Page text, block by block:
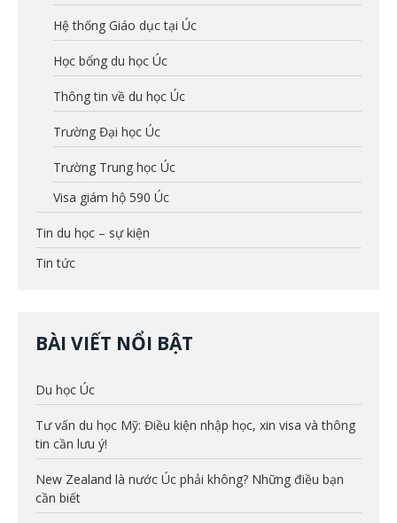
Hệ thống Giáo dục tại Úc
Học bổng du học Úc
Thông tin về du học Úc
Trường Đại học Úc
Trường Trung học Úc
Visa giám hộ 590 Úc
Tin du học – sự kiện
Tin tức
BÀI VIẾT NỔI BẬT
Du học Úc
Tư vấn du học Mỹ: Điều kiện nhập học, xin visa và thông
tin cần lưu ý!
New Zealand là nước Úc phải không? Những điều bạn
cần biết